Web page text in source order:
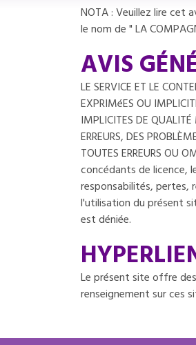
NOTA : Veuillez lire cet
le nom de " LA
AVIS
LE SERVICE ET LE
EXPRIMéES OU
IMPLICITES DE
ERREURS, DES
TOUTES ERREURS
concédants de licence,
responsabilités, pertes,
l'utilisation du présent
est déniée.
Le présent site offre
renseignement sur ces